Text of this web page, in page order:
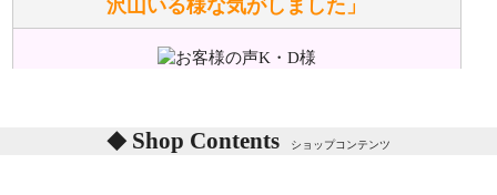
ぬいぐるみの耳に付いているボタンやタグに、何か意
味などがありますか？
詳しくはこちらをご覧ください。
沢山いる様な気がしました」
東京都 M・K 様 （女性）
「対応はどちらも丁寧でした。値段と他の融通
Shop Contents ショップコンテンツ